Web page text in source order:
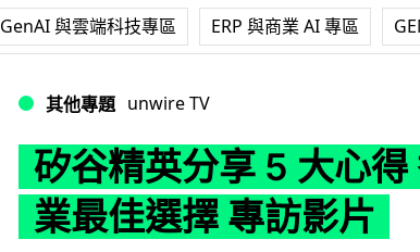
GenAI 與雲端科技專區 ERP 與商業 AI 專區
其他專題 unwire TV
矽谷精英分享 5 大心得
業最佳選擇 專訪影片